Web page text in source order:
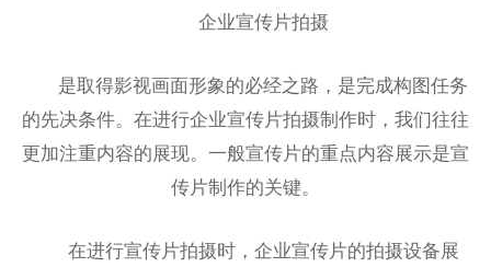
企业宣传片拍摄
是取得影视画面形象的必经之路，是完成构图任务
的先决条件。在进行企业宣传片拍摄制作时，我们往往
更加注重内容的展现。一般宣传片的重点内容展示是宣
传片制作的关键。
在进行宣传片拍摄时，企业宣传片的拍摄设备展